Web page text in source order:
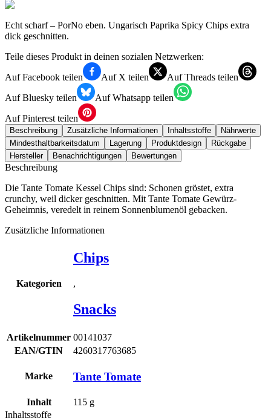
Echt scharf – PorNo eben. Ungarisch Paprika Spicy Chips extra
dick geschnitten.
Teile dieses Produkt in deinen sozialen Netzwerken:
Auf Facebook teilen
Auf X teilen
Auf Threads teilen
Auf Bluesky teilen
Auf Whatsapp teilen
Auf Pinterest teilen
Beschreibung Zusätzliche Informationen Inhaltsstoffe
Nährwerte
Mindesthaltbarkeitsdatum
Lagerung Produktdesign
Rückgabe
Hersteller
Benachrichtigungen Bewertungen
Beschreibung
Die Tante Tomate Kessel Chips sind: Schonen gröstet, extra
crunchy, weil dicker geschnitten. Mit Tante Tomate Gewürz-
Geheimnis, veredelt in reinem Sonnenblumenöl gebacken.
Zusätzliche Informationen
Kategorien
Chips
,
Snacks
Artikelnummer 00141037
EAN/GTIN
4260317763685
Marke Tante Tomate
Inhalt 115 g
Inhaltsstoffe